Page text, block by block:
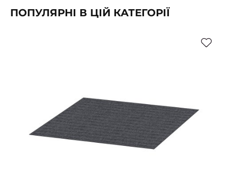
ПОПУЛЯРНІ В ЦІЙ КАТЕГОРІЇ